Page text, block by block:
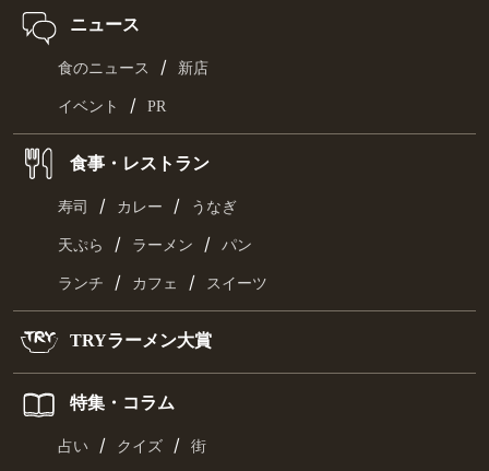
ニュース
食のニュース / 新店
イベント / PR
食事・レストラン
寿司 / カレー / うなぎ
天ぷら / ラーメン / パン
ランチ / カフェ / スイーツ
TRYラーメン大賞
特集・コラム
占い / クイズ / 街